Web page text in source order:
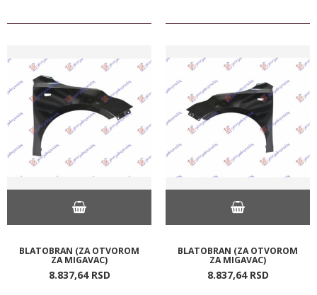
BLATOBRAN (ZA OTVOROM
ZA MIGAVAC)
8.837,64 RSD
BLATOBRAN (ZA OTVOROM
ZA MIGAVAC)
8.837,64 RSD